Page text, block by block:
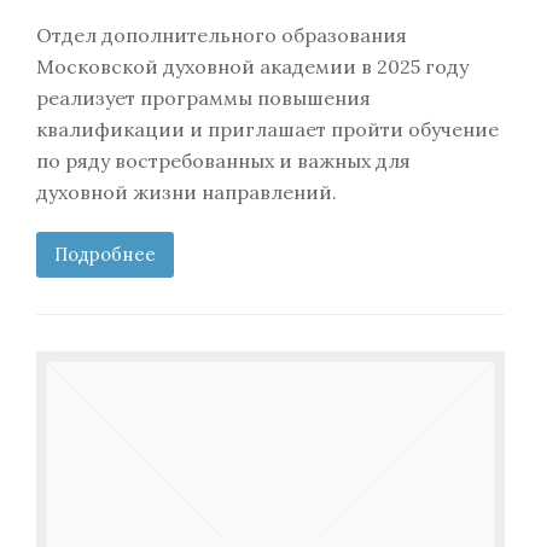
Отдел дополнительного образования
Московской духовной академии в 2025 году
реализует программы повышения
квалификации и приглашает пройти обучение
по ряду востребованных и важных для
духовной жизни направлений.
Подробнее